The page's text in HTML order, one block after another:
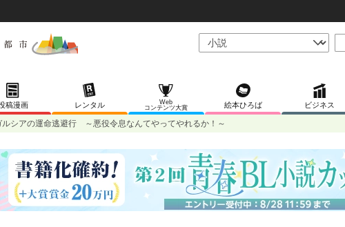
稿漫画 レンタル
Web
コンテンツ大賞
絵本ひろば ビジネス
ルシアの運命逃避行 ～悪役令息なんてやってやれるか！～